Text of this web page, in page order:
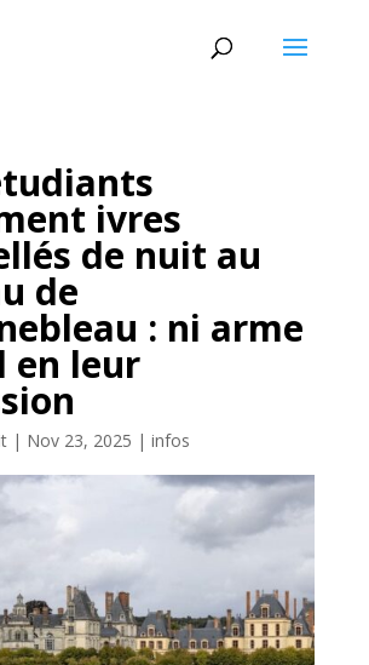
ivres
de nuit au
de
: ni arme
en leur
| Nov 23, 2025 | infos